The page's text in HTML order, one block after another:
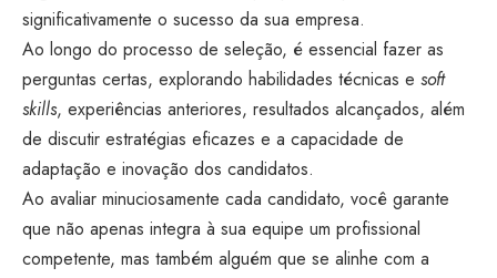
significativamente o sucesso da sua empresa.
Ao longo do processo de seleção, é essencial fazer as
perguntas certas, explorando habilidades técnicas e soft
skills, experiências anteriores, resultados alcançados, além
de discutir estratégias eficazes e a capacidade de
adaptação e inovação dos candidatos.
Ao avaliar minuciosamente cada candidato, você garante
que não apenas integra à sua equipe um profissional
competente, mas também alguém que se alinhe com a